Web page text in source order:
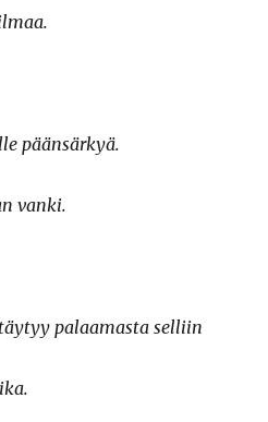
päänsärkyä.
vanki.
palaamasta selliin